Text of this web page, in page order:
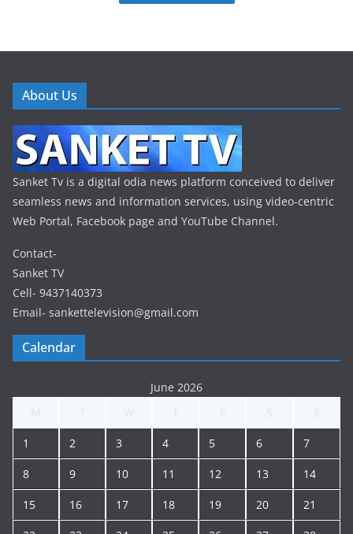
About Us
Sanket Tv is a digital odia news platform conceived to deliver
seamless news and information services, using video-centric
Web Portal, Facebook page and YouTube Channel.
Contact-
Sanket TV
Cell- 9437140373
Email- sankettelevision@gmail.com
Calendar
June 2026
1 2 3 4 5 6 7
8 9 10 11 12 13 14
15 16 17 18 19 20 21